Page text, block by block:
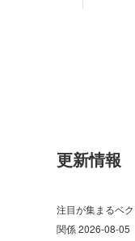
更新情報
注目が集まるベ
関係2026-08-05